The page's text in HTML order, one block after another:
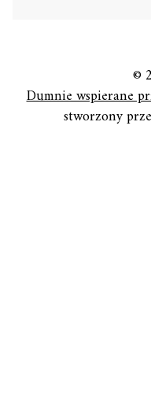
©
Dumnie wspierane
stworzony